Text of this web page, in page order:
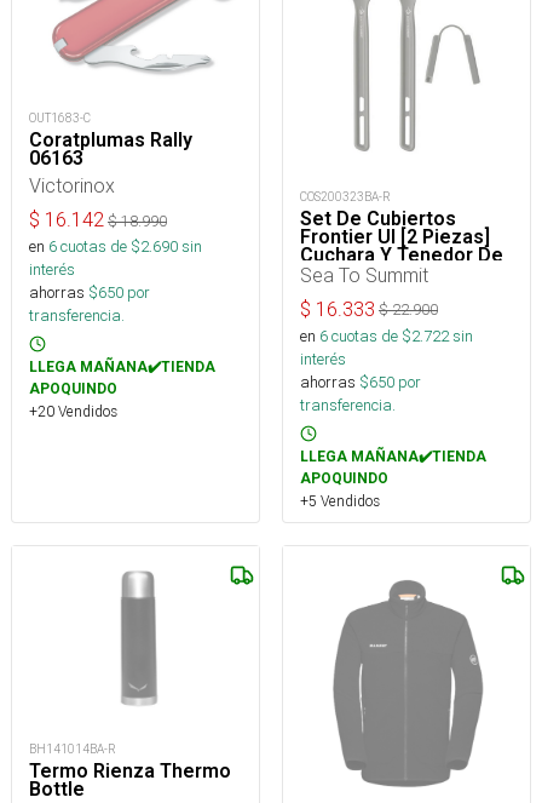
OUT1683-C
Coratplumas Rally
06163
Victorinox
$ 16.142 $18.990
en 6cuotas de $2.690sin
interés
ahorras $650 por
transferencia.
LLEGA MAÑANA✔️TIENDA
APOQUINDO
+20 Vendidos
COS200323BA-R
Set De Cubiertos
Frontier Ul [2 Piezas]
Cuchara Y Tenedor De
Mango Largo
Sea To Summit
$ 16.333 $22.900
en 6cuotas de $2.722sin
interés
ahorras $650 por
transferencia.
LLEGA MAÑANA✔️TIENDA
APOQUINDO
+5 Vendidos
BH141014BA-R
Termo Rienza Thermo
Bottle